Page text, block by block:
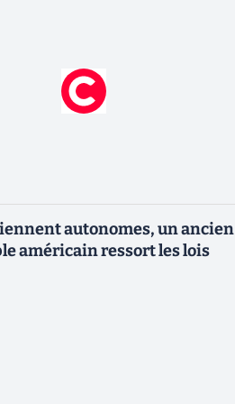
autonomes, un ancien
américain ressort les lois